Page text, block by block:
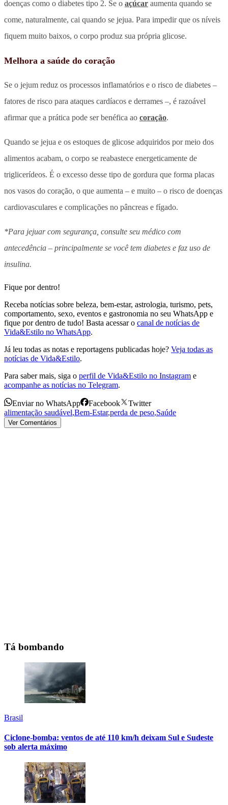
doenças como o diabetes tipo 2. Se o açúcar aumenta quando se
come, naturalmente, cai quando se jejua. Para impedir que os níveis
fiquem muito baixos, o corpo produz sua própria glicose.
Melhora a saúde do coração
Se o jejum reduz os processos inflamatórios e o risco de diabetes –
fatores de risco para ataques cardíacos e derrames –, é razoável
afirmar que a prática pode ser benéfica ao coração.
Quando se jejua e os estoques de glicose adquiridos por meio dos
alimentos acabam, o corpo se reabastece energeticamente de
triglicerídeos. É o excesso desse tipo de gordura que forma placas
nos vasos do coração, o que aumenta – e muito – o risco de doenças
cardiovasculares e complicações no pâncreas e fígado.
*Para jejuar com segurança, consulte seu médico com
antecedência – principalmente se você tem diabetes e faz uso de
insulina.
Fique por dentro!
Receba notícias sobre beleza, bem-estar, astrologia, turismo, pets,
comportamento, sexo, eventos e gastronomia no seu WhatsApp e
fique por dentro de tudo! Basta acessar o canal de notícias de
Vida&Estilo no WhatsApp.
Já leu todas as notas e reportagens publicadas hoje? Veja todas as
notícias de Vida&Estilo.
Para saber mais, siga o perfil de Vida&Estilo no Instagram e
acompanhe as notícias no Telegram.
Enviar no WhatsApp Facebook
Twitter
alimentação saudável,Bem-Estar,perda de peso,Saúde
Ver Comentários
Tá bombando
Brasil
Ciclone-bomba: ventos de até 110 km/h deixam Sul e Sudeste
sob alerta máximo